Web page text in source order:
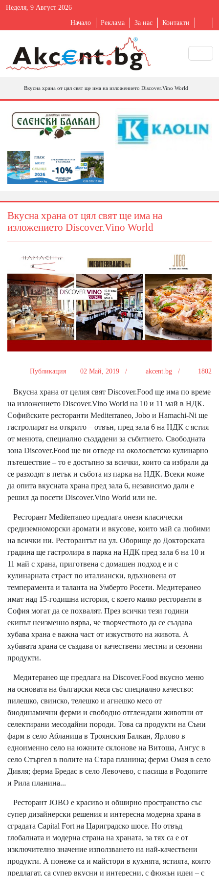
Неделя, 9 Август 2026
Начало Реклама За нас Контакти
Вкусна храна от цял свят ще има на изложението Discover.Vino World
Вкусна храна от цял свят ще има на
изложението Discover.Vino World
Публикация 02 Май, 2019 / akcent.bg / 1802
Вкусна храна от целия свят Discover.Food ще има по време
на изложението Discover.Vino World на 10 и 11 май в НДК.
Софийските ресторанти Mediterraneo, Jobo и Hamachi-Ni ще
гастролират на открито – отвън, пред зала 6 на НДК с ястия
от менюта, специално създадени за събитието. Свободната
зона Discover.Food ще ви отведе на околосветско кулинарно
пътешествие – то е достъпно за всички, които са избрали да
се разходят в петък и събота из парка на НДК. Всеки може
да опита вкусната храна пред зала 6, независимо дали е
решил да посети Discover.Vino World или не.
Ресторант Mediterraneo предлага онези класически
средиземноморски аромати и вкусове, които май са любими
на всички ни. Ресторантът на ул. Оборище до Докторската
градина ще гастролира в парка на НДК пред зала 6 на 10 и
11 май с храна, приготвена с домашен подход е и с
кулинарната страст по италиански, вдъхновена от
темперамента и таланта на Умберто Росети. Медитеранео
имат над 15-годишна история, с което малко ресторанти в
София могат да се похвалят. През всички тези години
екипът неизменно вярва, че творчеството да се създава
хубава храна е важна част от изкуството на живота. А
хубавата храна се създава от качествени местни и сезонни
продукти.
Медитеранео ще предлага на Discover.Food вкусно меню
на основата на български меса със специално качество:
пилешко, свинско, телешко и агнешко месо от
биодинамични ферми и свободно отглеждани животни от
селектирани месодайни породи. Това са продукти на Съни
фарм в село Абланица в Троянския Балкан, Ярлово в
едноименно село на южните склонове на Витоша, Ангус в
село Стъргел в полите на Стара планина; ферма Омая в село
Дивля; ферма Бредас в село Левочево, с пасища в Родопите
и Рила планина...
Ресторант JOBO е красиво и обширно пространство със
супер дизайнерски решения и интересна модерна храна в
сградата Capital Fort на Цариградско шосе. Но отвъд
глобалната и модерна страна на храната, за тях са е от
изключително значение използването на най-качествени
продукти. А понеже са и майстори в кухнята, ястията, които
предлагат, са супер вкусни и интересни, с фюжън идеи – с